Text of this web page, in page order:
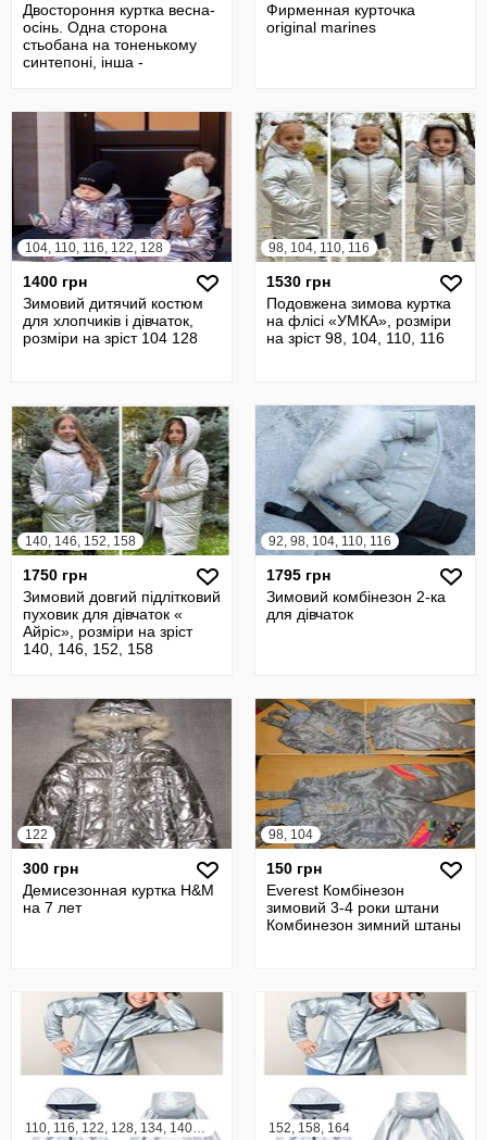
Двостороння куртка весна-
осінь. Одна сторона
стьобана на тоненькому
синтепоні, інша -
Фирменная курточка
original marines
104, 110, 116, 122, 128
1400 грн
Зимовий дитячий костюм
для хлопчиків і дівчаток,
розміри на зріст 104 128
98, 104, 110, 116
1530 грн
Подовжена зимова куртка
на флісі «УМКА», розміри
на зріст 98, 104, 110, 116
140, 146, 152, 158
1750 грн
Зимовий довгий підлітковий
пуховик для дівчаток «
Айріс», розміри на зріст
140, 146, 152, 158
92, 98, 104, 110, 116
1795 грн
Зимовий комбінезон 2-ка
для дівчаток
122
300 грн
Демисезонная куртка H&M
на 7 лет
98, 104
150 грн
Everest Комбінезон
зимовий 3-4 роки штани
Комбинезон зимний штаны
110, 116, 122, 128, 134, 140, 146, 152, 158, 164 152, 158, 164